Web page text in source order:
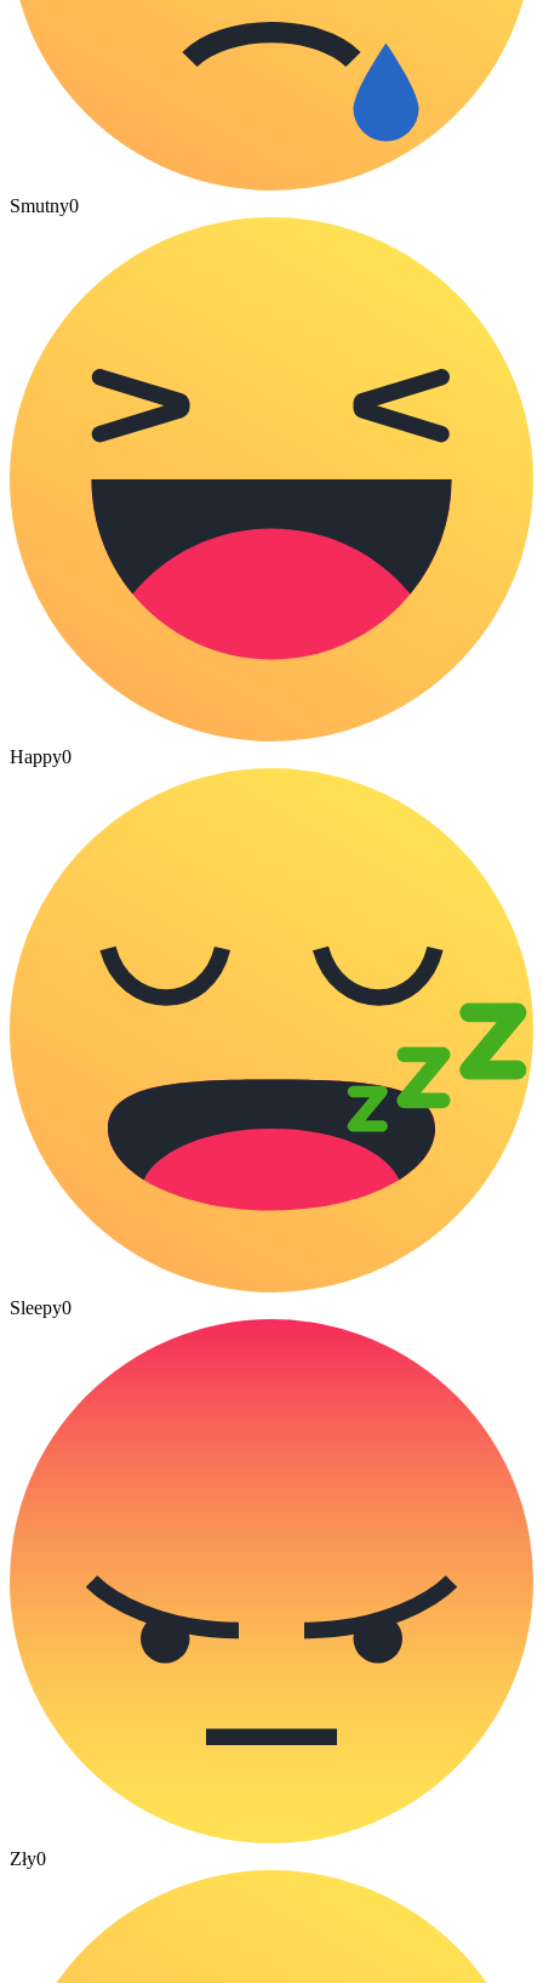
Smutny0
Happy0
Sleepy0
Zły0